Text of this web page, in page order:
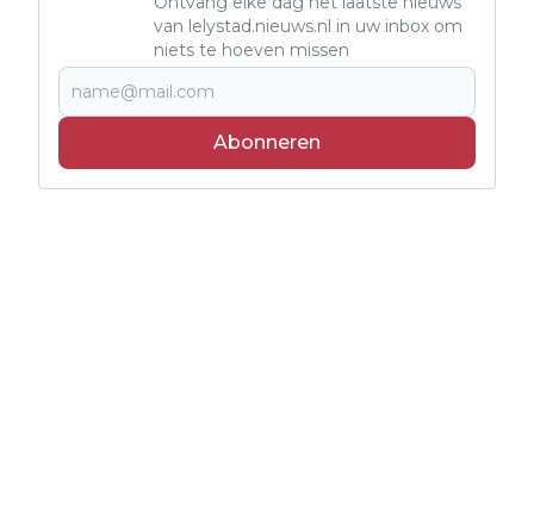
van lelystad.nieuws.nl in uw inbox om
niets te hoeven missen
Abonneren